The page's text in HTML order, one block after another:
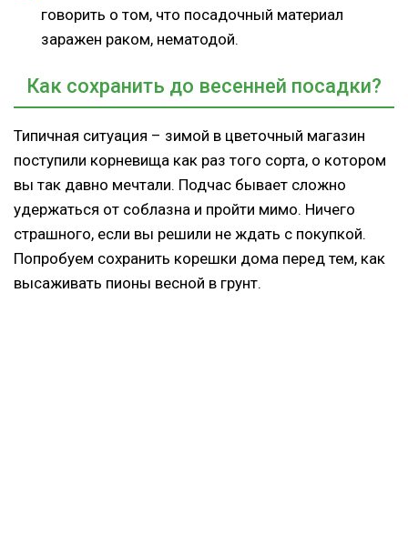
говорить о том, что посадочный материал
заражен раком, нематодой.
Как сохранить до весенней посадки?
Типичная ситуация – зимой в цветочный магазин
поступили корневища как раз того сорта, о котором
вы так давно мечтали. Подчас бывает сложно
удержаться от соблазна и пройти мимо. Ничего
страшного, если вы решили не ждать с покупкой.
Попробуем сохранить корешки дома перед тем, как
высаживать пионы весной в грунт.